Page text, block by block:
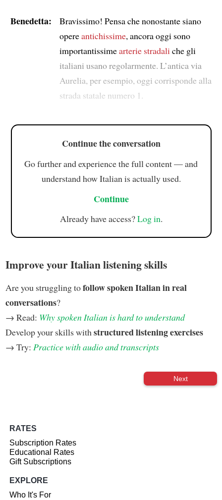
Benedetta:
Bravissimo! Pensa che nonostante siano
opereantichissime, ancora oggi sono
importantissimearterie stradali che gli
italiani usano regolarmente. L’antica via
Aurelia, per esempio, oggi corrisponde alla
strada statale numero 1.
Continue the conversation
Go further and experience the full content — and
understand how Italian is actually used.
Continue
Already have access?Log in.
Improve your Italian listening skills
Are you struggling tofollow spoken Italian in real
conversations?
→ Read: Why spoken Italian is hard to understand
Develop your skills with structured listening exercises
→ Try: Practice with audio and transcripts
Next
RATES
Subscription Rates
Educational Rates
Gift Subscriptions
EXPLORE
Who It's For